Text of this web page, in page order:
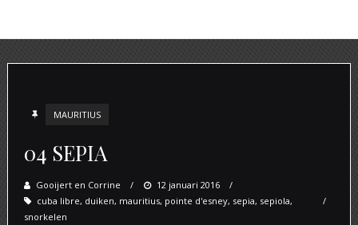
MAURITIUS
04 SEPIA
Gooijert en Corrine
Posted
on
12 januari 2016
cuba libre, duiken, mauritius, pointe d'esney, sepia, sepiola,
snorkelen